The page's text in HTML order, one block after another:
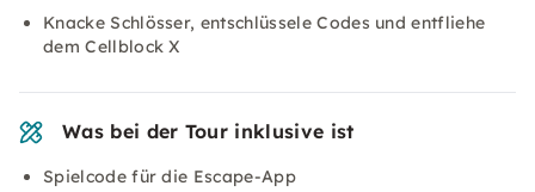
Knacke Schlösser, entschlüssele Codes und entfliehe
dem Cellblock X
Was bei der Tour inklusive ist
Spielcode für die Escape-App